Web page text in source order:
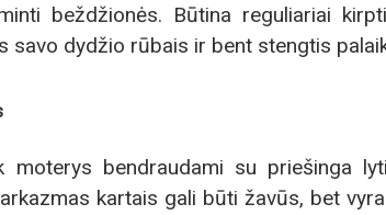
beždžionės. Būtina reguliariai
savo dydžio rūbais ir bent stengtis
moterys bendraudami su priešinga
kartais gali būti žavūs, bet